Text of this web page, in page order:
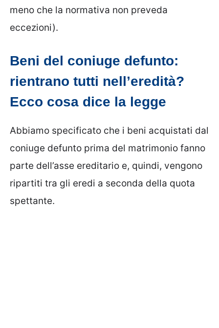
meno che la normativa non preveda
eccezioni).
Beni del coniuge defunto:
rientrano tutti nell’eredità?
Ecco cosa dice la legge
Abbiamo specificato che i beni acquistati dal
coniuge defunto prima del matrimonio fanno
parte dell’asse ereditario e, quindi, vengono
ripartiti tra gli eredi a seconda della quota
spettante.